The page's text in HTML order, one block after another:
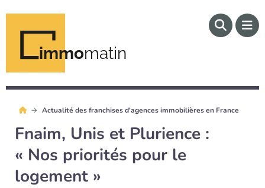
immomatin
Actualité des franchises d'agences immobilières en France
Fnaim, Unis et Plurience :
« Nos priorités pour le
logement »